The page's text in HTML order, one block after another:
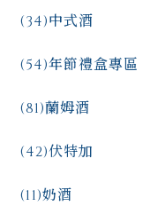
中式酒
(34)
年節禮盒專區
(54)
蘭姆酒
(81)
伏特加
(42)
奶酒
(11)